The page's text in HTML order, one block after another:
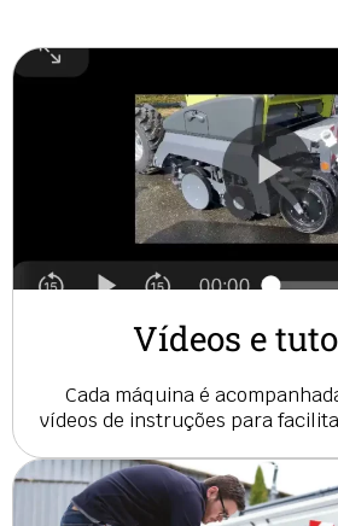
Vídeos e
Cada máquina é
vídeos de instruções para